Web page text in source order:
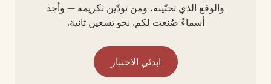
والوقع الذي تحبّينه، ومن تودّين تكريمه — وأجد
أسماءً صُنعت لكم. نحو تسعين ثانية.
ابدئي الاختبار